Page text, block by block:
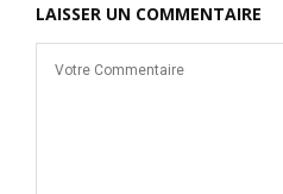
LAISSER UN COMMENTAIRE